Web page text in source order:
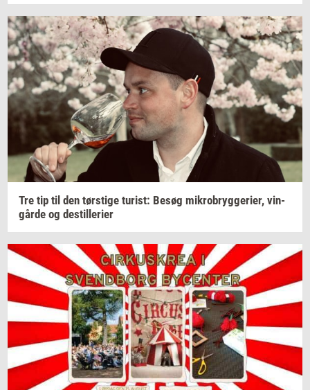
Tre tip til den tørsti­ge turist: Besøg mi­kro­bryg­ge­ri­er, vin­
går­de og destil­le­ri­er